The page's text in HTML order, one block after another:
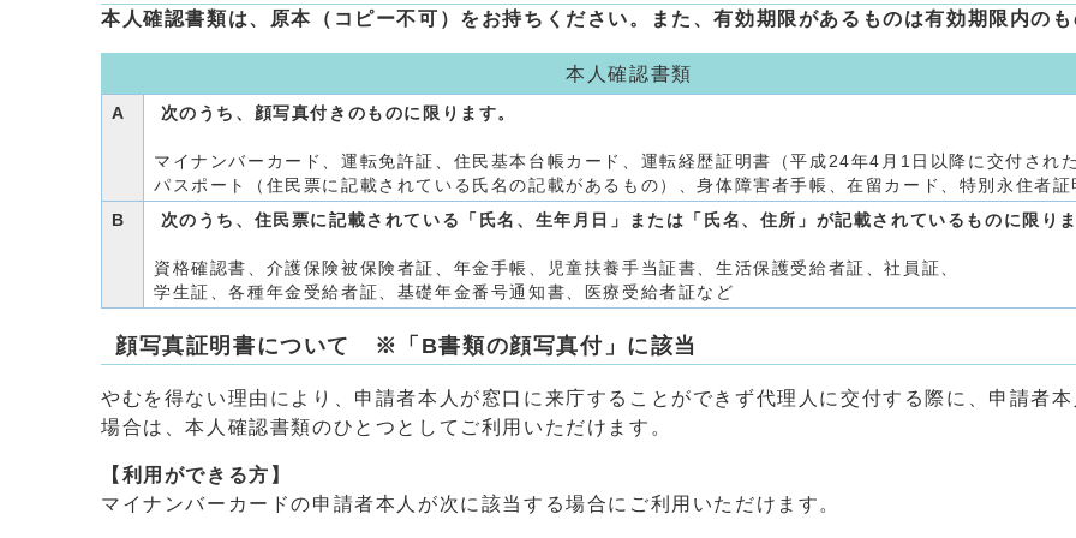
本人確認書類は、原本（コピー不可）をお持ちください。また、有効期限があるものは有効期限内の
本人確認書類
A 次のうち、顔写真付きのものに限ります。
マイナンバーカード、運転免許証、住民基本台帳カード、運転経歴証明書（平成24年4月1日以降に交付され
パスポート（住民票に記載されている氏名の記載があるもの）、身体障害者手帳、在留カード、特別永住者証
B
次のうち、住民票に記載されている「氏名、生年月日」または「氏名、住所」が記載されているものに限り
資格確認書、介護保険被保険者証、年金手帳、児童扶養手当証書、生活保護受給者証、社員証、
学生証、各種年金受給者証、基礎年金番号通知書、医療受給者証など
顔写真証明書について ※「B書類の顔写真付」に該当
やむを得ない理由により、申請者本人が窓口に来庁することができず代理人に交付する際に、申請者
場合は、本人確認書類のひとつとしてご利用いただけます。
【利用ができる方】
マイナンバーカードの申請者本人が次に該当する場合にご利用いただけます。